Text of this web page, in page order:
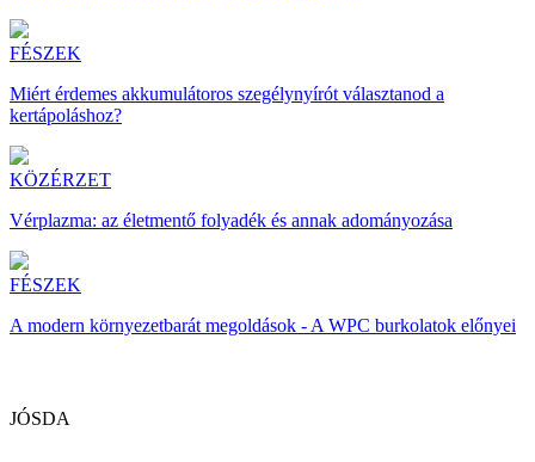
FÉSZEK
Miért érdemes akkumulátoros szegélynyírót választanod a
kertápoláshoz?
KÖZÉRZET
Vérplazma: az életmentő folyadék és annak adományozása
FÉSZEK
A modern környezetbarát megoldások - A WPC burkolatok előnyei
JÓSDA